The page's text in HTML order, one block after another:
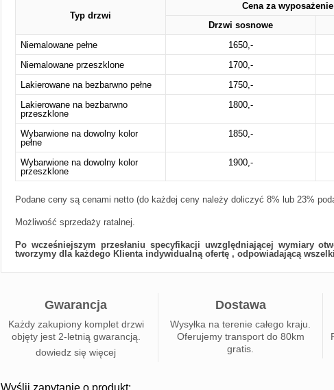
Typ drzwi
Cena za
Drzwi sosnowe
Niemalowane pełne
1650,-
Niemalowane przeszklone 1700,-
Lakierowane na bezbarwno pełne 1750,-
Lakierowane na bezbarwno
przeszklone
1800,-
Wybarwione na dowolny kolor
pełne
1850,-
Wybarwione na dowolny kolor
przeszklone
1900,-
Podane ceny są cenami netto (do każdej ceny należy doliczyć 8% lub 23%
Możliwość sprzedaży ratalnej.
Po wcześniejszym przesłaniu specyfikacji uwzględniającej wymiary
tworzymy dla każdego Klienta indywidualną ofertę , odpowiadającą
Gwarancja
Każdy zakupiony komplet drzwi
objęty jest 2-letnią gwarancją.
dowiedz się więcej
Dostawa
Wysyłka na terenie całego kraju.
Oferujemy transport do 80km
gratis.
Wyślij zapytanie o produkt: